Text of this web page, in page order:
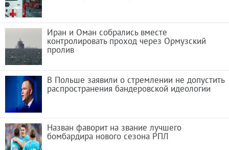
Иран и Оман собрались вместе
контролировать проход через Ормузский
пролив
В Польше заявили о стремлении не допустить
распространения бандеровской идеологии
Назван фаворит на звание лучшего
бомбардира нового сезона РПЛ